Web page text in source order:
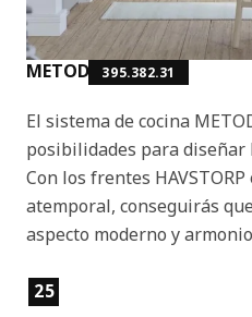
METOD 395.382.31
El sistema de cocina
posibilidades para diseñar
Con los frentes
atemporal, conseguirás
aspecto moderno y
Características del producto
25